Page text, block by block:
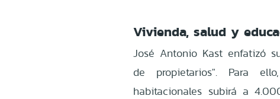
Vivienda, salud y
José Antonio Kast enfatizó
de propietarios". Para
habitacionales subirá a